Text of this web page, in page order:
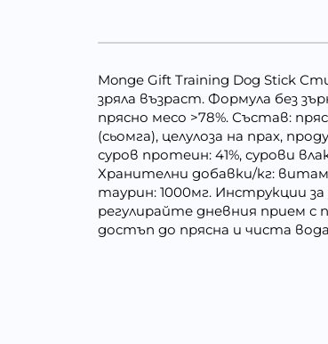
Monge Gift Training Dog Stick
зряла възраст. Формула без
прясно месо >78%. Състав:
(сьомга), целулоза на прах,
суров протеин: 41%, сурови
Хранителни добавки/кг:
таурин: 1000мг. Инструкции
регулирайте дневния прием с
достъп до прясна и чиста